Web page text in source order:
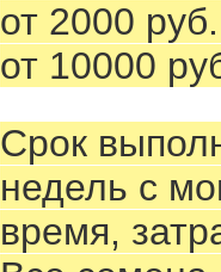
от 2000
от 10000
Срок
недель с
время,